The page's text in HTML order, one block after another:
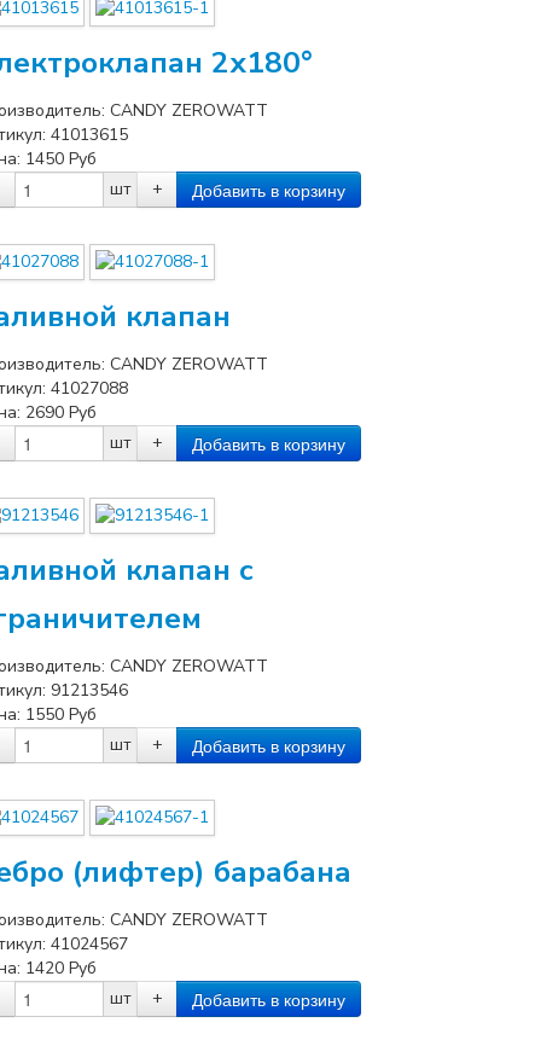
2x180°
CANDY ZEROWATT
41013615
1450 Руб
шт
+
клапан
CANDY ZEROWATT
41027088
2690 Руб
шт
+
клапан с
CANDY ZEROWATT
91213546
1550 Руб
шт
+
(лифтер) барабана
CANDY ZEROWATT
41024567
1420 Руб
шт
+